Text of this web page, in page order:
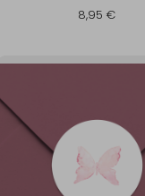
8,95 €